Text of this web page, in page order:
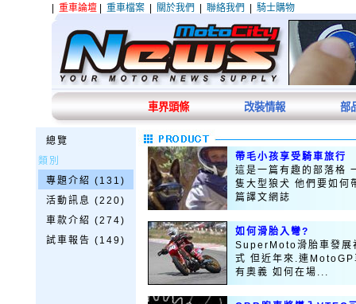
重車論壇 重車檔案 關於我們 聯絡我們 騎士購物
車界頭條 改裝情報 部
總覽
類別
專題介紹 (131)
活動訊息 (220)
車款介紹 (274)
試車報告 (149)
帶毛小孩享受騎車旅行
這是一篇有趣的部落格
隻大型狼犬 他們要如何
篇譯文網誌
如何滑胎入彎?
SuperMoto滑胎車發展
式 但近年來.連MotoGP
有奧義 如何在場...